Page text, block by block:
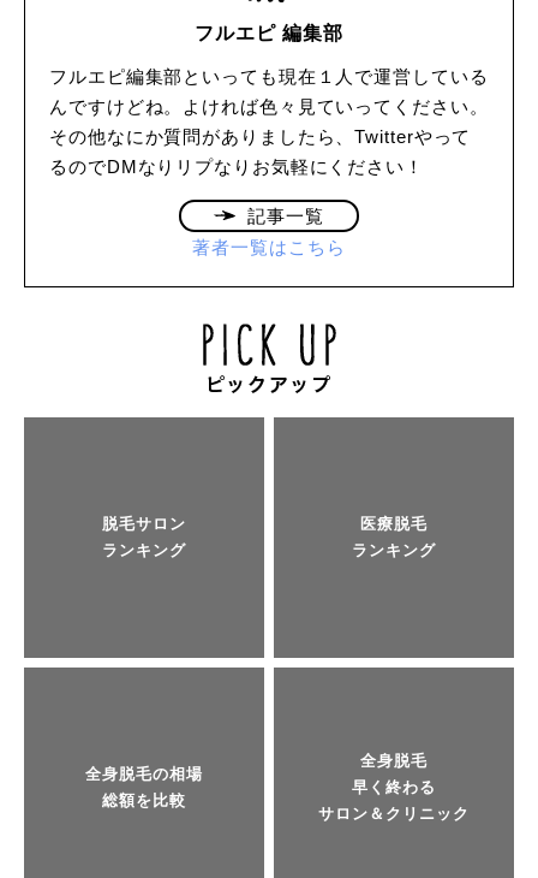
フルエピ 編集部
フルエピ編集部といっても現在１人で運営している
んですけどね。よければ色々見ていってください。
その他なにか質問がありましたら、Twitterやって
るのでDMなりリプなりお気軽にください！
記事一覧
著者一覧はこちら
脱毛サロン
ランキング
医療脱毛
ランキング
全身脱毛の相場
総額を比較
全身脱毛
早く終わる
サロン＆クリニック